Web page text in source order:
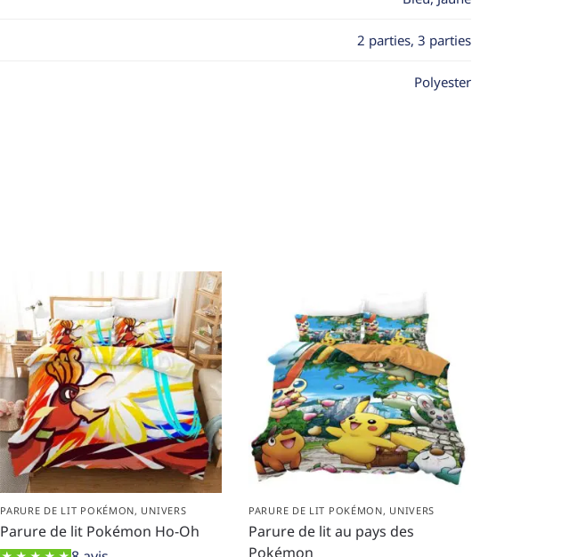
2 parties, 3 parties
Polyester
PARURE DE LIT POKÉMON, UNIVERS
Parure de lit Pokémon Ho-Oh
PARURE DE LIT POKÉMON, UNIVERS
Parure de lit au pays des
Pokémon